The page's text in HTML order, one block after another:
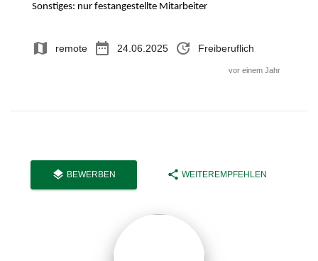
Sonstiges: nur festangestellte Mitarbeiter
map remote date_range 24.06.2025 update Freiberuflich
vor einem Jahr
layers BEWERBEN share WEITEREMPFEHLEN